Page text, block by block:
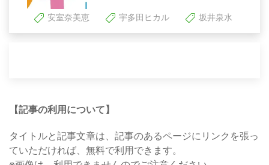
安室奈美恵 宇多田ヒカル 坂井泉水
【記事の利用について】
タイトルと記事文章は、記事のあるページにリンクを張っ
ていただければ、無料で利用できます。